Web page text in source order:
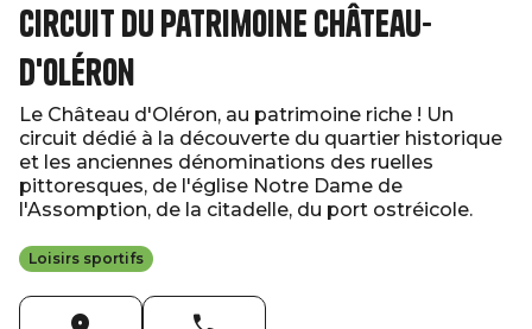
Circuit du patrimoine Château-
d'Oléron
Le Château d'Oléron, au patrimoine riche ! Un
circuit dédié à la découverte du quartier historique
et les anciennes dénominations des ruelles
pittoresques, de l'église Notre Dame de
l'Assomption, de la citadelle, du port ostréicole.
Loisirs sportifs